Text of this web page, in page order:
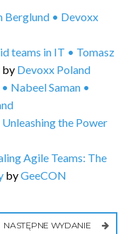
Berglund • Devoxx
teams in IT • Tomasz
by Devoxx Poland
Nabeel Saman •
the Power
Agile Teams: The
byGeeCON
NASTĘPNE WYDANIE